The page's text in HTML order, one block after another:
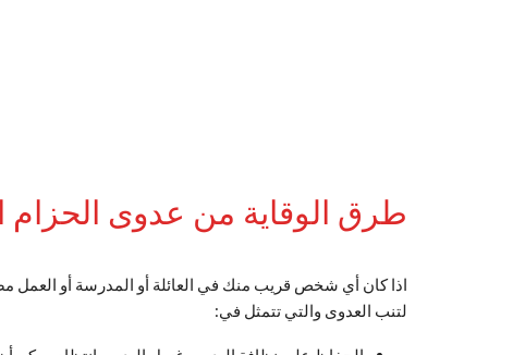
طرق الوقاية من عدوى الحزام
اذا كان أي شخص قريب منك في العائلة أو المدرسة أو العمل
لتنب العدوى والتي تتمثل في: